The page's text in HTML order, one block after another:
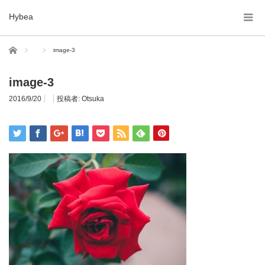
Hybea
ホーム image-3
image-3
2016/9/20 投稿者: Otsuka